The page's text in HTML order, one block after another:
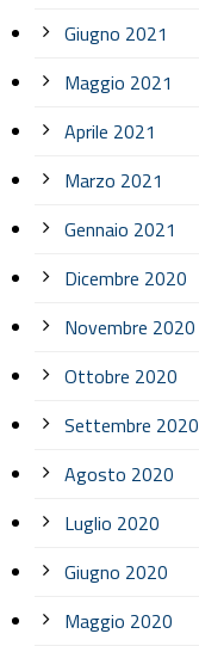
Giugno 2021
Maggio 2021
Aprile 2021
Marzo 2021
Gennaio 2021
Dicembre 2020
Novembre 2020
Ottobre 2020
Settembre 2020
Agosto 2020
Luglio 2020
Giugno 2020
Maggio 2020